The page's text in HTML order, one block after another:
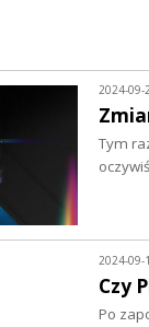
2024-09-
Tym
2024-09-
Czy
Po